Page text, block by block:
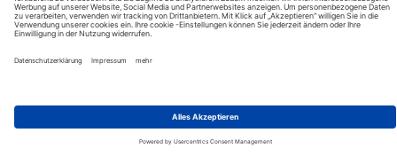
новости
туризма,
tourism